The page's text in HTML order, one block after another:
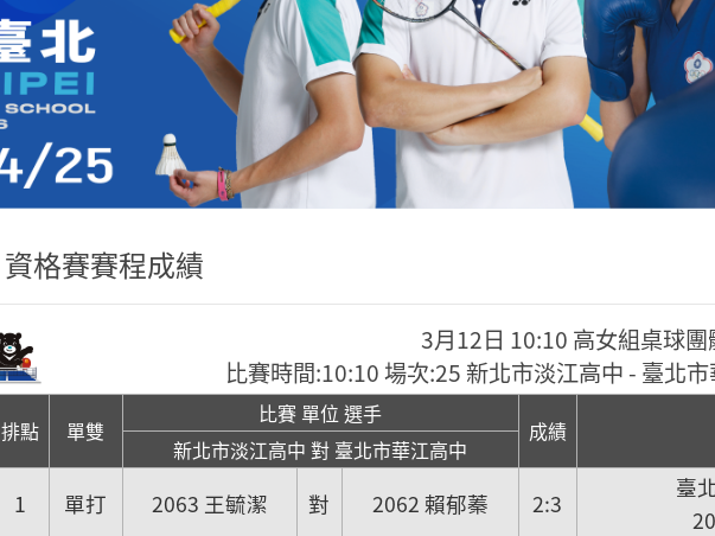
資格賽賽程成績
3月12日 10:10 高女組桌球
比賽時間:10:10 場次:25 新北市淡江高中 - 臺北
排點 單雙
比賽 單位 選手
成績
新北市淡江高中 對 臺北市華江高中
1 單打 2063 王毓潔 對 2062 賴郁蓁 2:3
臺